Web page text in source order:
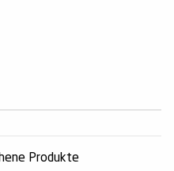
Produkte